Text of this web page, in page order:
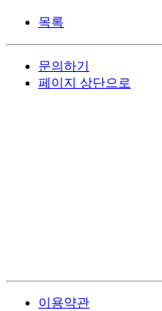
목록
문의하기
페이지 상단으로
이용약관